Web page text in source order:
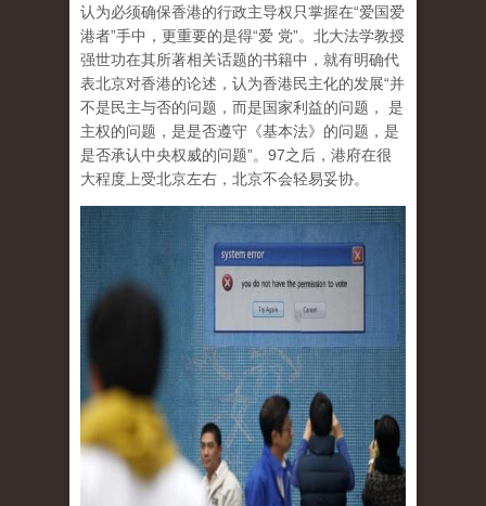
认为必须确保香港的行政主导权只掌握在“爱国爱
港者”手中，更重要的是得“爱 党”。北大法学教授
强世功在其所著相关话题的书籍中，就有明确代
表北京对香港的论述，认为香港民主化的发展“并
不是民主与否的问题，而是国家利益的问题， 是
主权的问题，是是否遵守《基本法》的问题，是
是否承认中央权威的问题”。97之后，港府在很
大程度上受北京左右，北京不会轻易妥协。